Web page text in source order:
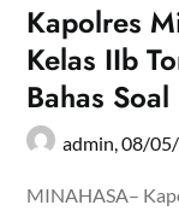
Kapolres
Kelas IIb
Bahas
admin,08/
MINAHASA–